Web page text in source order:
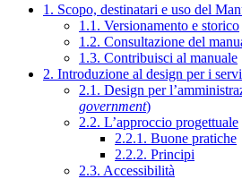
1. Scopo, destinatari e uso del
1.1. Versionamento e storico
1.2. Consultazione del
1.3. Contribuisci al manuale
2. Introduzione al design per i
2.1. Design per
government)
2.2. L’approccio progettuale
2.2.1. Buone pratiche
2.2.2. Principi
2.3. Accessibilità